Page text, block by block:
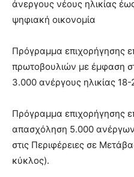
pornhun
hd
άνεργους νέους ηλικίας
ψηφιακή οικονομία
Πρόγραμμα επιχορήγησης
πρωτοβουλιών με έμφαση
3.000 ανέργους ηλικίας
Πρόγραμμα επιχορήγησης
απασχόληση 5.000
στις Περιφέρειες σε
κύκλος).